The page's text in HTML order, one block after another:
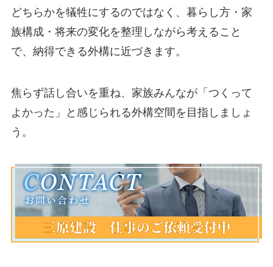
どちらかを犠牲にするのではなく、暮らし方・家
族構成・将来の変化を整理しながら考えること
で、納得できる外構に近づきます。
焦らず話し合いを重ね、家族みんなが「つくって
よかった」と感じられる外構空間を目指しましょ
う。